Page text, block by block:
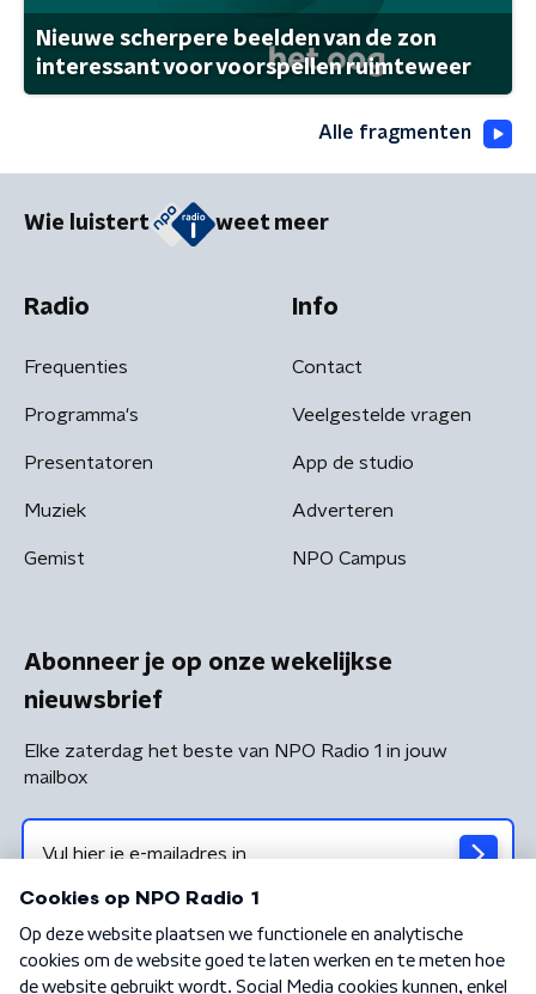
Nieuwe scherpere beelden van de zon
interessant voor voorspellen ruimteweer
Alle fragmenten
Wie luistert weet meer
Radio
Frequenties
Programma's
Presentatoren
Muziek
Gemist
Info
Contact
Veelgestelde vragen
App de studio
Adverteren
NPO Campus
Abonneer je op onze wekelijkse
nieuwsbrief
Elke zaterdag het beste van NPO Radio 1 in jouw
mailbox